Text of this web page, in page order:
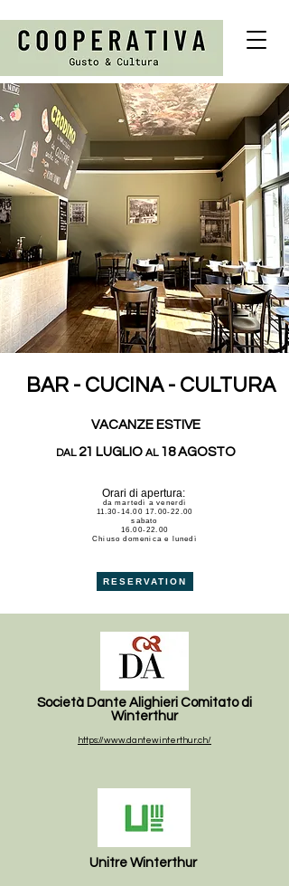
BAR - CUCINA - CULTURA
Orari di apertura:
da martedì a venerdì
11.30-14.00 17.00-22.00
sabato
16.00-22.00
Chiuso domenica e lunedì
RESERVATION
VACANZE ESTIVE
DAL21 LUGLIO AL18 AGOSTO
Società Dante Alighieri Comitato di
Winterthur
https://www.dantewinterthur.ch/
Unitre Winterthur